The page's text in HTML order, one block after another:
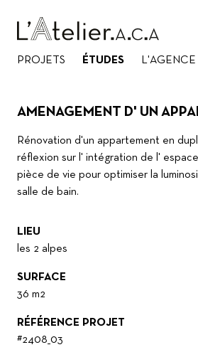
PROJETS ÉTUDES L'AGENCE
AMENAGEMENT D' UN
Rénovation d'un appartement en
réflexion sur l' intégration de l'
pièce de vie pour optimiser la
salle de bain.
LIEU
les 2 alpes
SURFACE
36 m2
RÉFÉRENCE PROJET
#2408_03